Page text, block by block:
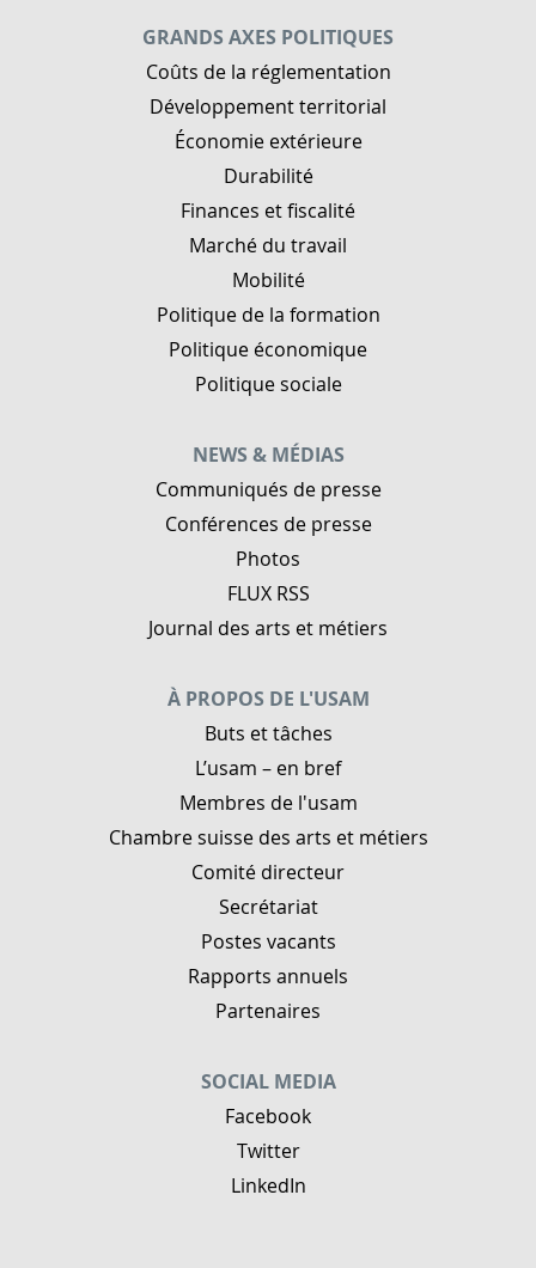
GRANDS AXES POLITIQUES
Coûts de la réglementation
Développement territorial
Économie extérieure
Durabilité
Finances et fiscalité
Marché du travail
Mobilité
Politique de la formation
Politique économique
Politique sociale
NEWS & MÉDIAS
Communiqués de presse
Conférences de presse
Photos
FLUX RSS
Journal des arts et métiers
À PROPOS DE L'USAM
Buts et tâches
L’usam – en bref
Membres de l'usam
Chambre suisse des arts et métiers
Comité directeur
Secrétariat
Postes vacants
Rapports annuels
Partenaires
SOCIAL MEDIA
Facebook
Twitter
LinkedIn